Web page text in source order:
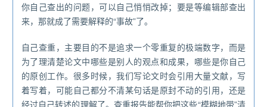
你自己查出的问题，可以自己悄悄改掉；要是等编辑部查出
来，那就成了需要解释的“事故”了。
自己查重，主要目的不是追求一个零重复的极端数字，而是
为了理清楚论文中哪些是别人的观点和成果，哪些是你自己
的原创工作。很多时候，我们写论文时会引用大量文献，写
着写着，可能自己都分不清某句话是原封不动的引用，还是
经过自己转述的理解了。查重报告能帮你把这些“模糊地带”清